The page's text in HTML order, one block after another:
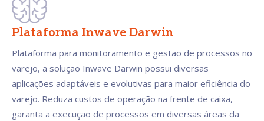
Plataforma Inwave Darwin
Plataforma para monitoramento e gestão de processos no
varejo, a solução Inwave Darwin possui diversas
aplicações adaptáveis e evolutivas para maior eficiência do
varejo. Reduza custos de operação na frente de caixa,
garanta a execução de processos em diversas áreas da